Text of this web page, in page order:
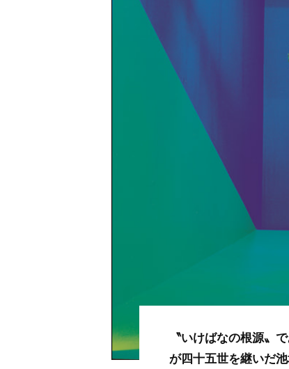
〝いけばなの根源〟
が四十五世を継いだ